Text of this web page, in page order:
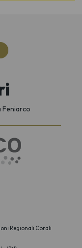
Feniarco
Regionali Corali